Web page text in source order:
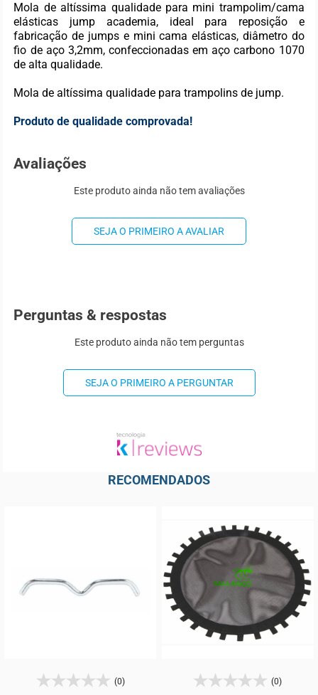
Mola de altíssima qualidade para mini trampolim/cama
elásticas jump academia, ideal para reposição e
fabricação de jumps e mini cama elásticas, diâmetro do
fio de aço 3,2mm, confeccionadas em aço carbono 1070
de alta qualidade.
Mola de altíssima qualidade para trampolins de jump.
Produto de qualidade comprovada!
Avaliações
Este produto ainda não tem avaliações
SEJA O PRIMEIRO A AVALIAR
Perguntas & respostas
Este produto ainda não tem perguntas
SEJA O PRIMEIRO A PERGUNTAR
RECOMENDADOS
(0) (0)